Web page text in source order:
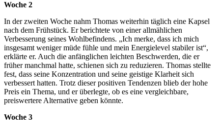
Woche 2
In der zweiten Woche nahm Thomas weiterhin täglich eine Kapsel
nach dem Frühstück. Er berichtete von einer allmählichen
Verbesserung seines Wohlbefindens. „Ich merke, dass ich mich
insgesamt weniger müde fühle und mein Energielevel stabiler ist“,
erklärte er. Auch die anfänglichen leichten Beschwerden, die er
früher manchmal hatte, schienen sich zu reduzieren. Thomas stellte
fest, dass seine Konzentration und seine geistige Klarheit sich
verbessert hatten. Trotz dieser positiven Tendenzen blieb der hohe
Preis ein Thema, und er überlegte, ob es eine vergleichbare,
preiswertere Alternative geben könnte.
Woche 3